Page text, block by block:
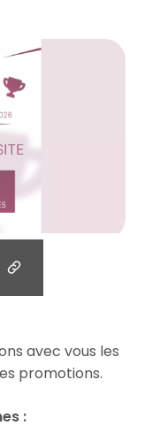
avec vous les
promotions.
: